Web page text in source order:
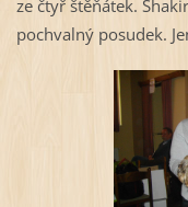
ze čtyř štěňátek.
pochvalný posudek.